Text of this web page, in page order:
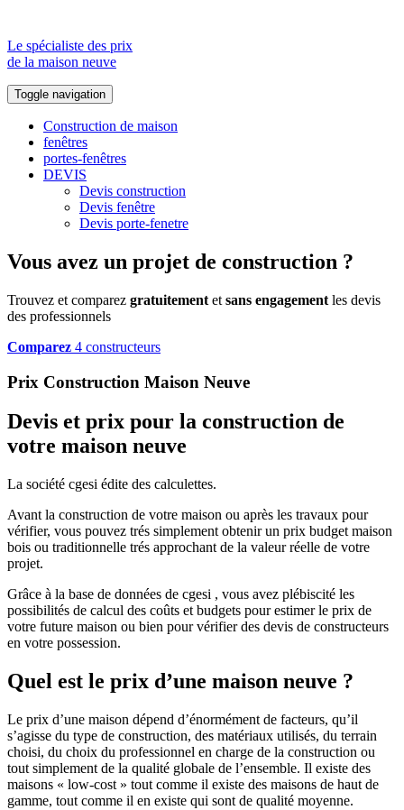
Le spécialiste des prix
de la maison neuve
Toggle navigation
Construction de maison
fenêtres
portes-fenêtres
DEVIS
Devis construction
Devis fenêtre
Devis porte-fenetre
Vous avez un projet de construction ?
Trouvez et comparez gratuitement et sans engagement les devis
des professionnels
Comparez 4 constructeurs
Prix Construction Maison Neuve
Devis et prix pour la construction de
votre maison neuve
La société cgesi édite des calculettes.
Avant la construction de votre maison ou après les travaux pour
vérifier, vous pouvez trés simplement obtenir un prix budget maison
bois ou traditionnelle trés approchant de la valeur réelle de votre
projet.
Grâce à la base de données de cgesi , vous avez plébiscité les
possibilités de calcul des coûts et budgets pour estimer le prix de
votre future maison ou bien pour vérifier des devis de constructeurs
en votre possession.
Quel est le prix d’une maison neuve ?
Le prix d’une maison dépend d’énormément de facteurs, qu’il
s’agisse du type de construction, des matériaux utilisés, du terrain
choisi, du choix du professionnel en charge de la construction ou
tout simplement de la qualité globale de l’ensemble. Il existe des
maisons « low-cost » tout comme il existe des maisons de haut de
gamme, tout comme il en existe qui sont de qualité moyenne.